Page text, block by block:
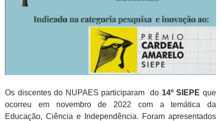
Os discentes do NUPAES participaram do 14º SIEPE que
ocorreu em novembro de 2022 com a temática da
Educação, Ciência e Independência. Foram apresentados